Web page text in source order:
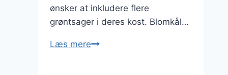
ønsker at inkludere flere
grøntsager i deres kost. Blomkål…
Læs mereBlomkålssuppe